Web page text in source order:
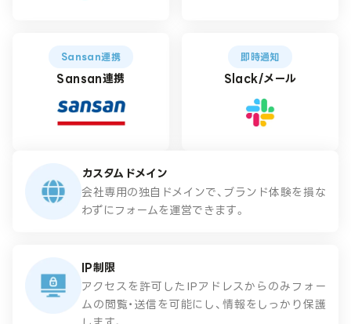
Sansan連携
Sansan連携
即時通知
Slack/メール
カスタムドメイン
会社専用の独自ドメインで、ブランド体験を損な
わずにフォームを運営できます。
IP制限
アクセスを許可したIPアドレスからのみフォー
ムの閲覧・送信を可能にし、情報をしっかり保護